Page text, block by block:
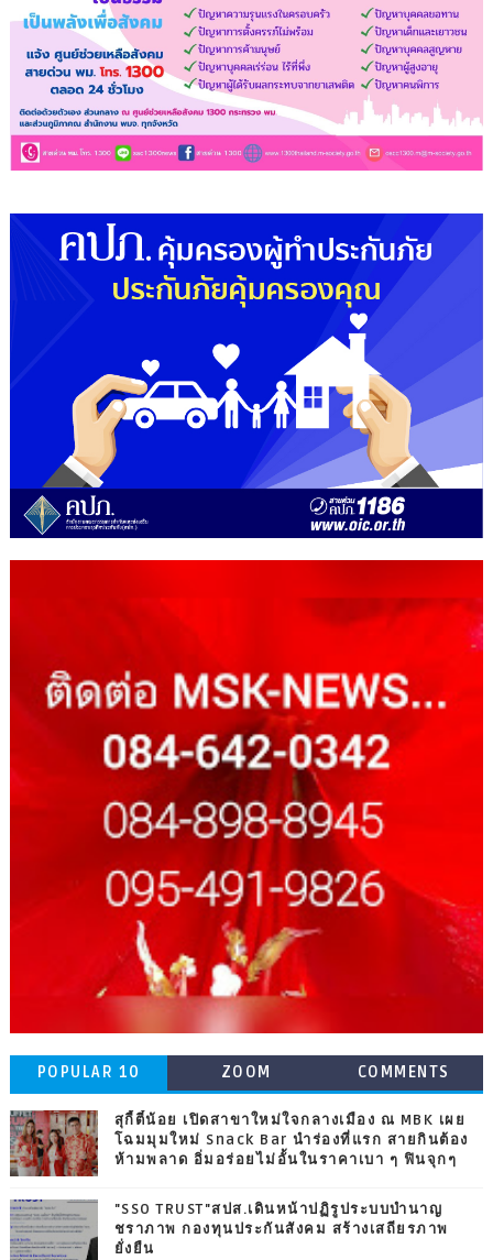
POPULAR 10 ZOOM COMMENTS
สุกี้ตี๋น้อย เปิดสาขาใหม่ใจกลางเมือง ณ MBK เผย
โฉมมุมใหม่ Snack Bar นำร่องที่แรก สายกินต้อง
ห้ามพลาด อิ่มอร่อยไม่อั้นในราคาเบา ๆ ฟินจุกๆ
"SSO TRUST"สปส.เดินหน้าปฏิรูประบบบำนาญ
ชราภาพ กองทุนประกันสังคม สร้างเสถียรภาพ
ยั่งยืน